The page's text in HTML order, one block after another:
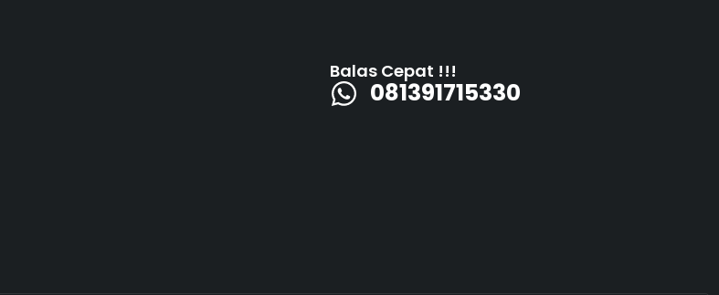
Balas Cepat !!!
081391715330